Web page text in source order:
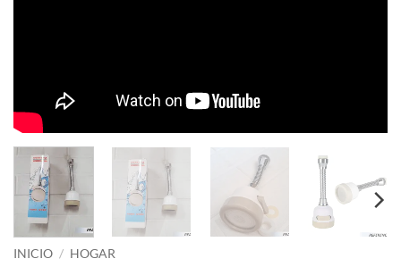
INICIO / HOGAR